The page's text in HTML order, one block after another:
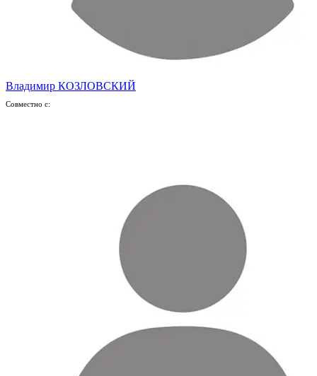
Владимир КОЗЛОВСКИЙ
Совместно с: